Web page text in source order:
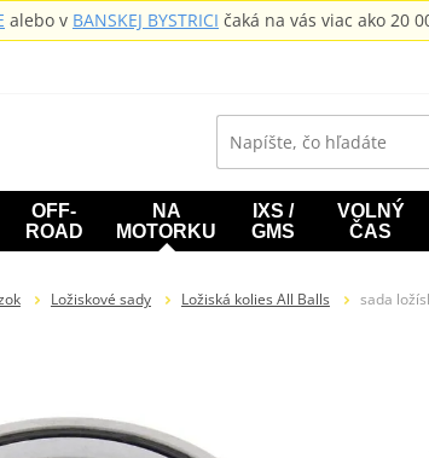
alebo v BANSKEJ BYSTRICI čaká na vás viac ako 20
OFF-
ROAD
NA
MOTORKU
IXS /
GMS
VOLNÝ
ČAS
Ložiskové sady Ložiská kolies All Balls sada